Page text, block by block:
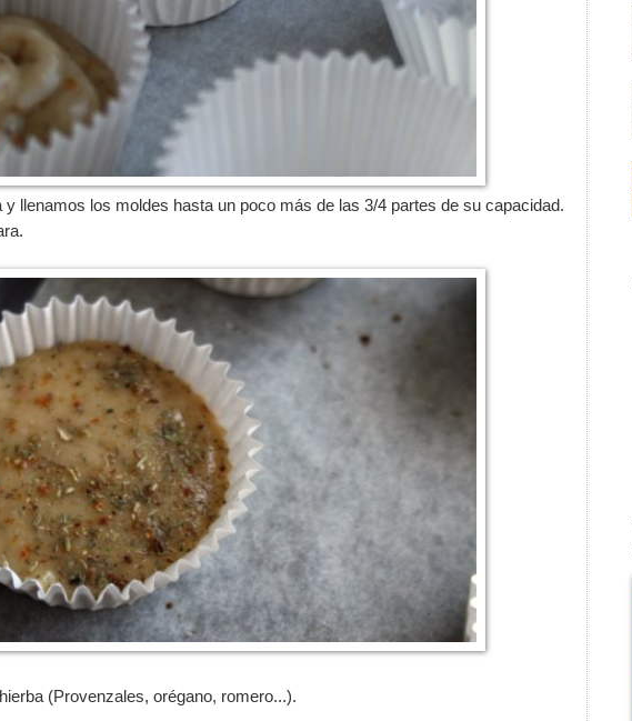
llenamos los moldes hasta un poco más de las 3/4 partes de su capacidad.
(Provenzales, orégano, romero...).